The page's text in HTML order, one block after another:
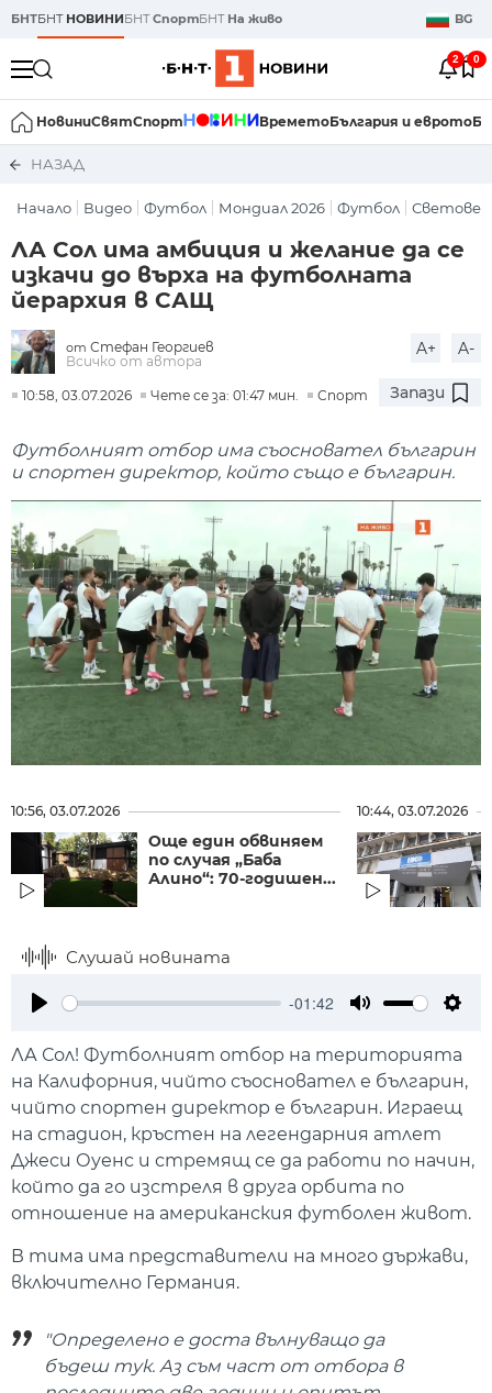
БНТБНТ НОВИНИБНТСпортБНТ На живо BG
2 0
НовиниСвятСпорт ВреметоБългария и еврото
НАЗАД
Начало Видео Футбол Мондиал 2026 Футбол
ЛА Сол има амбиция и желание да се
изкачи до върха на футболната
йерархия в САЩ
от Стефан Георгиев
Всичко от автора
A+ A-
10:58, 03.07.2026 Чете се за: 01:47 мин. Спорт Запази
Футболният отбор има съосновател българин
и спортен директор, който също е българин.
10:56, 03.07.2026
Още един обвиняем
по случая „Баба
Алино“: 70-годишен...
10:44, 03.07.2026
Слушай новината
-01:42
ЛА Сол! Футболният отбор на територията
на Калифорния, чийто съосновател е българин,
чийто спортен директор е българин. Играещ
на стадион, кръстен на легендарния атлет
Джеси Оуенс и стремящ се да работи по начин,
който да го изстреля в друга орбита по
отношение на американския футболен живот.
В тима има представители на много държави,
включително Германия.
"Определено е доста вълнуващо да
бъдеш тук. Аз съм част от отбора в